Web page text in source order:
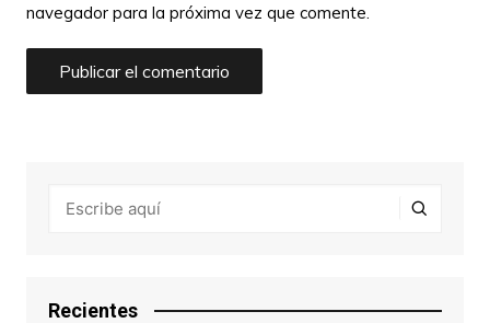
navegador para la próxima vez que comente.
Recientes